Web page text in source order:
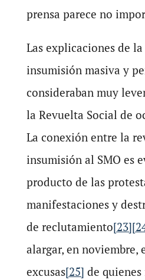
prensa parece no
Las explicaciones de
insumisión masiva y
consideraban muy
la Revuelta Social de
La conexión entre la
insumisión al SMO es
producto de las
manifestaciones y
de reclutamiento[23]
alargar, en noviembre,
excusas[25] de